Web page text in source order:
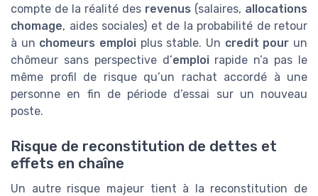
compte de la réalité des revenus (salaires, allocations
chomage, aides sociales) et de la probabilité de retour
à un chomeurs emploi plus stable. Un credit pour un
chômeur sans perspective d’emploirapide n’a pas le
même profil de risque qu’un rachat accordé à une
personne en fin de période d’essai sur un nouveau
poste.
Risque de reconstitution de dettes et
effets en chaîne
Un autre risque majeur tient à la reconstitution de